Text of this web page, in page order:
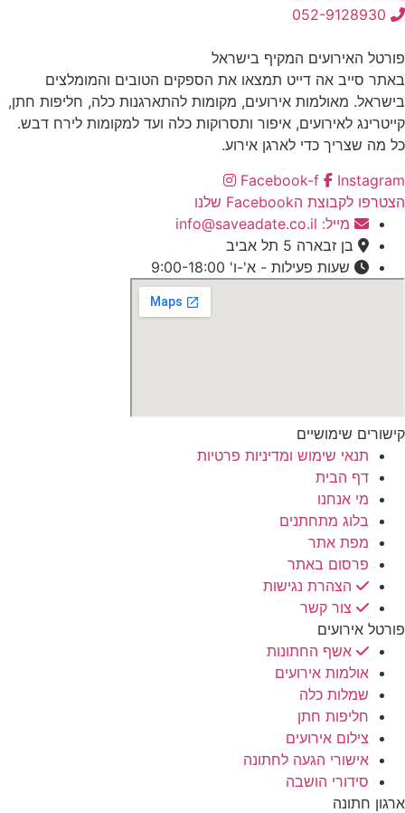
052-9128930
פורטל האירועים המקיף בישראל
באתר סייב אה דייט תמצאו את הספקים הטובים והמומלצים
בישראל. מאולמות אירועים, מקומות להתארגנות כלה, חליפות חתן,
קייטרינג לאירועים, איפור ותסרוקות כלה ועד למקומות לירח דבש.
כל מה שצריך כדי לארגן אירוע.
Facebook-f
Instagram
הצטרפו לקבוצת הFacebook שלנו
מייל: info@saveadate.co.il
בן זבארה 5 תל אביב
שעות פעילות - א'-ו' 9:00-18:00
קישורים שימושיים
תנאי שימוש ומדיניות פרטיות
דף הבית
מי אנחנו
בלוג מתחתנים
מפת אתר
פרסום באתר
הצהרת נגישות
צור קשר
פורטל אירועים
אשף החתונות
אולמות אירועים
שמלות כלה
חליפות חתן
צילום אירועים
אישורי הגעה לחתונה
סידורי הושבה
ארגון חתונה